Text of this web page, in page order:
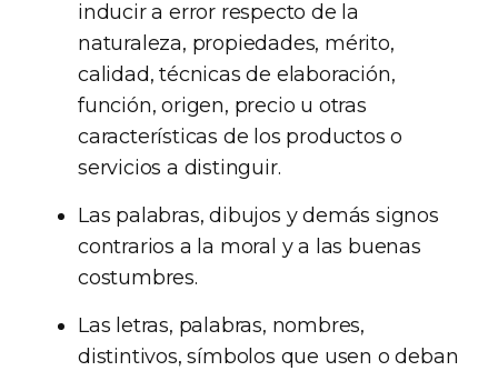
inducir a error respecto de la
naturaleza, propiedades, mérito,
calidad, técnicas de elaboración,
función, origen, precio u otras
características de los productos o
servicios a distinguir.
Las palabras, dibujos y demás signos
contrarios a la moral y a las buenas
costumbres.
Las letras, palabras, nombres,
distintivos, símbolos que usen o deban